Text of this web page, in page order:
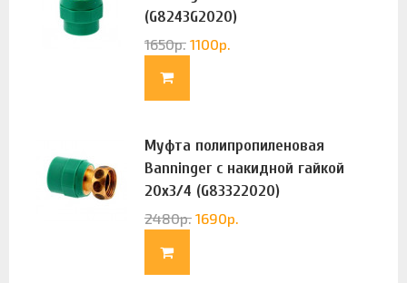
(G8243G2020)
1650р. 1100р.
Муфта полипропиленовая
Banninger с накидной гайкой
20х3/4 (G83322020)
2480р. 1690р.